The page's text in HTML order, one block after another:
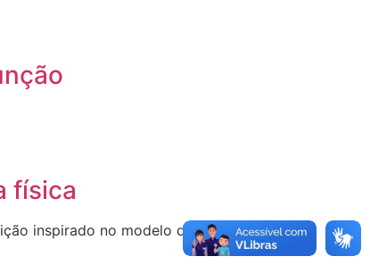
física
inspirado no modelo do MEI